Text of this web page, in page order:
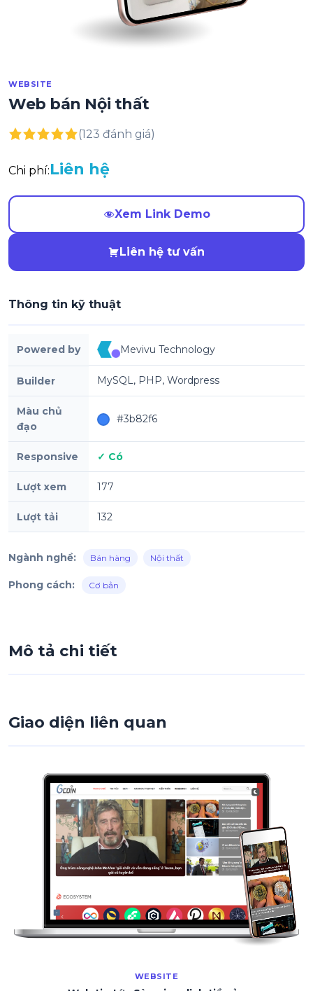
WEBSITE
Web bán Nội thất
(123 đánh giá)
Chi phí:Liên hệ
Xem Link Demo
Liên hệ tư vấn
Thông tin kỹ thuật
Powered by Mevivu Technology
Builder MySQL, PHP, Wordpress
Màu chủ
đạo
#3b82f6
Responsive ✓ Có
Lượt xem 177
Lượt tải 132
Ngành nghề: Bán hàng Nội thất
Phong cách: Cơ bản
Mô tả chi tiết
Giao diện liên quan
WEBSITE